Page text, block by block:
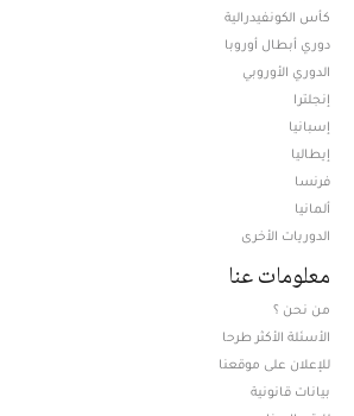
كأس الكونفيدرالية
دوري أبطال أوروبا
الدوري الأوروبي
إنجلترا
إسبانيا
إيطاليا
فرنسا
ألمانيا
الدوريات الأخرى
معلومات عنا
من نحن ؟
الأسئلة الأكثر طرحا
للإعلان على موقعنا
بيانات قانونية